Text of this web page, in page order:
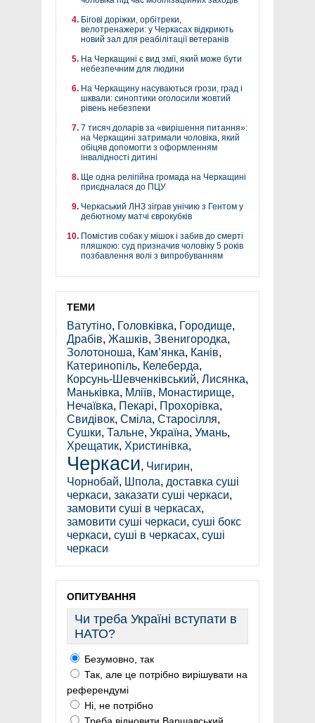
Бігові доріжки, орбітреки,
велотренажери: у Черкасах відкриють
новий зал для реабілітації ветеранів
На Черкащині є вид змії, який може бути
небезпечним для людини
На Черкащину насуваються грози, град і
шквали: синоптики оголосили жовтий
рівень небезпеки
7 тисяч доларів за «вирішення питання»:
на Черкащині затримали чоловіка, який
обіцяв допомогти з оформленням
інвалідності дитині
Ще одна релігійна громада на Черкащині
приєдналася до ПЦУ
Черкаський ЛНЗ зіграв унічию з Гентом у
дебютному матчі єврокубків
Помістив собак у мішок і забив до смерті
пляшкою: суд призначив чоловіку 5 років
позбавлення волі з випробуванням
ТЕМИ
Ватутіно, Головківка, Городище,
Драбів, Жашків, Звенигородка,
Золотоноша, Кам’янка, Канів,
Катеринопіль, Келеберда,
Корсунь-Шевченківський, Лисянка,
Маньківка, Мліїв, Монастирище,
Нечаївка, Пекарі, Прохорівка,
Свидівок, Сміла, Старосілля,
Сушки, Тальне, Україна, Умань,
Хрещатик, Христинівка,
Черкаси, Чигирин,
Чорнобай, Шпола, доставка суші
черкаси, заказати суші черкаси,
замовити суші в черкасах,
замовити суші черкаси, суші бокс
черкаси, суші в черкасах, суші
черкаси
ОПИТУВАННЯ
Чи треба Україні вступати в
НАТО?
Безумовно, так
Так, але це потрібно вирішувати на
референдумі
Ні, не потрібно